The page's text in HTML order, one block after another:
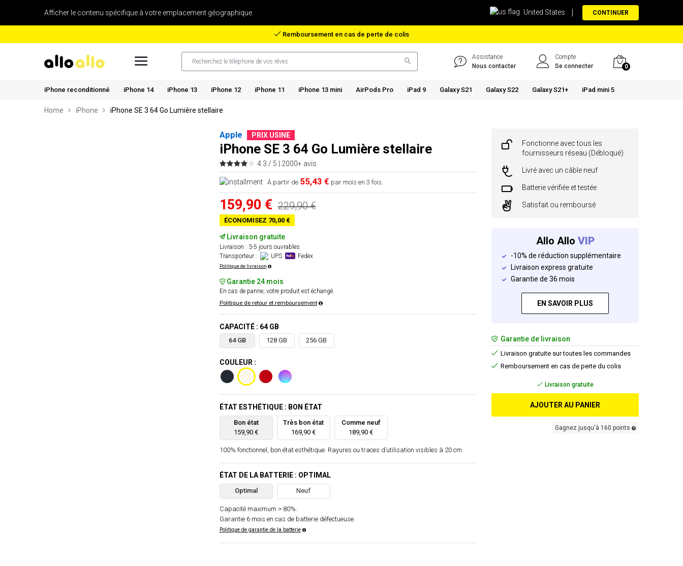
Afficher le contenu spécifique à votre emplacement géographique. United States CONTINUER
Remboursement en cas de perte de colis
Assistance
Nous contacter
Compte
Se connecter
0
iPhone reconditionné iPhone 14 iPhone 13 iPhone 12 iPhone 11 iPhone 13 mini AirPods Pro iPad 9 Galaxy S21 Galaxy S22 Galaxy S21+ iPad mini 5
Home iPhone iPhone SE 3 64 Go Lumière stellaire
Apple PRIX USINE
iPhone SE 3 64 Go Lumière stellaire
4.3 / 5 | 2000+ avis
À partir de 55,43 € par mois en 3 fois.
159,90 € 229,90 €
ÉCONOMISEZ 70,00 €
Livraison gratuite
Livraison : 3-5 jours ouvrables
Transporteur :
UPS Fedex
Politique de livraison
Garantie 24 mois
En cas de panne, votre produit est échangé.
Politique de retour et remboursement
CAPACITÉ : 64 GB
64 GB 128 GB 256 GB
COULEUR :
ÉTAT ESTHÉTIQUE : BON ÉTAT
Bon état
159,90 €
Très bon état
169,90 €
Comme neuf
189,90 €
100% fonctionnel, bon état esthétique. Rayures ou traces d’utilisation visibles à 20 cm.
ÉTAT DE LA BATTERIE : OPTIMAL
Optimal Neuf
Capacité maximum > 80%.
Garantie 6 mois en cas de batterie défectueuse.
Politique de garantie de la batterie
Fonctionne avec tous les
fournisseurs réseau (Débloqué)
Livré avec un câble neuf
Batterie vérifiée et testée
Satisfait ou remboursé
Allo Allo VIP
-10% de réduction supplémentaire
Livraison express gratuite
Garantie de 36 mois
EN SAVOIR PLUS
Garantie de livraison
Livraison gratuite sur toutes les commandes
Remboursement en cas de perte du colis
Livraison gratuite
AJOUTER AU PANIER
Gagnez jusqu'à 160 points